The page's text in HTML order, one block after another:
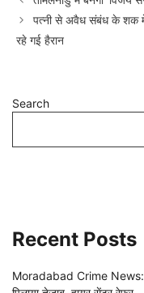
पत्नी से अवैध संबंध के शक में
रहे गई हैरान
Search
Recent Posts
Moradabad Crime News: